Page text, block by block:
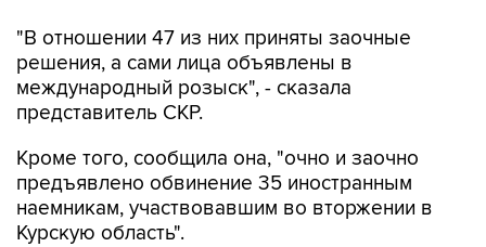
"В отношении 47 из них приняты заочные
решения, а сами лица объявлены в
международный розыск", - сказала
представитель СКР.
Кроме того, сообщила она, "очно и заочно
предъявлено обвинение 35 иностранным
наемникам, участвовавшим во вторжении в
Курскую область".